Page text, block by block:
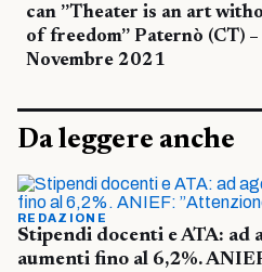
can ”Theater is an art
of freedom” Paternò (CT)
Novembre 2021
Da leggere anche
REDAZIONE
Stipendi docenti e ATA: ad
aumenti fino al 6,2%.